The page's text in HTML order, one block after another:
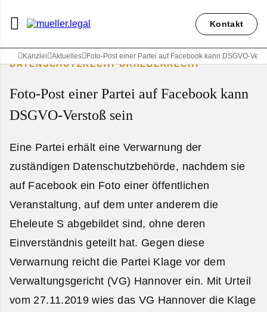
Kontakt
Kanzlei Aktuelles Foto-Post einer Partei auf Facebook kann DSGVO-
DATENSCHUTZRECHT URHEBERRECHT
Foto-Post einer Partei auf Facebook kann
DSGVO-Verstoß sein
Eine Partei erhält eine Verwarnung der
zuständigen Datenschutzbehörde, nachdem sie
auf Facebook ein Foto einer öffentlichen
Veranstaltung, auf dem unter anderem die
Eheleute S abgebildet sind, ohne deren
Einverständnis geteilt hat. Gegen diese
Verwarnung reicht die Partei Klage vor dem
Verwaltungsgericht (VG) Hannover ein. Mit Urteil
vom 27.11.2019 wies das VG Hannover die Klage